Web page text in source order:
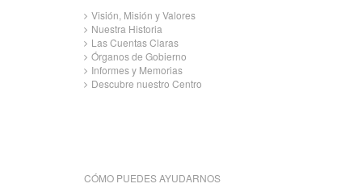
Visión, Misión y Valores
Nuestra Historia
Las Cuentas Claras
Órganos de Gobierno
Informes y Memorias
Descubre nuestro Centro
CÓMO PUEDES AYUDARNOS